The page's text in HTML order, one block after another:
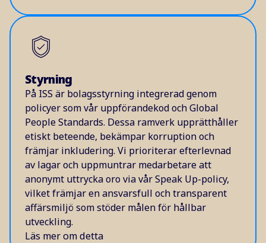
Styrning
På ISS är bolagsstyrning integrerad genom
policyer som vår uppförandekod och Global
People Standards. Dessa ramverk upprätthåller
etiskt beteende, bekämpar korruption och
främjar inkludering. Vi prioriterar efterlevnad
av lagar och uppmuntrar medarbetare att
anonymt uttrycka oro via vår Speak Up-policy,
vilket främjar en ansvarsfull och transparent
affärsmiljö som stöder målen för hållbar
utveckling.
Läs mer om detta